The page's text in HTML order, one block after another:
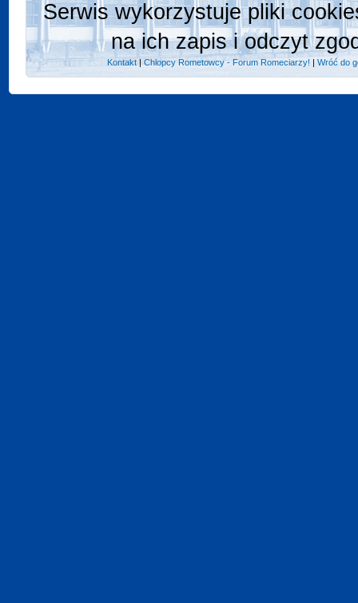
Serwis wykorzystuje pliki
na ich zapis i odczyt
Kontakt |Chlopcy Rometowcy - Forum Romeciarzy! |Wróć do